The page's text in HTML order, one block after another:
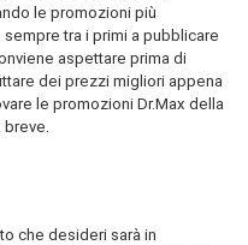
le promozioni più
tra i primi a pubblicare
aspettare prima di
dei prezzi migliori appena
le promozioni Dr.Max della
breve.
che desideri sarà in